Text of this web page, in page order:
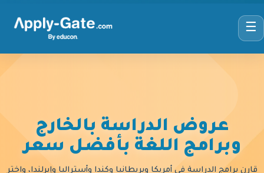
☰
عروض الدراسة بالخارج
وبرامج اللغة بأفضل سعر
قارن برامج الدراسة في أمريكا وبريطانيا وكندا وأستراليا وإيرلندا، واختر